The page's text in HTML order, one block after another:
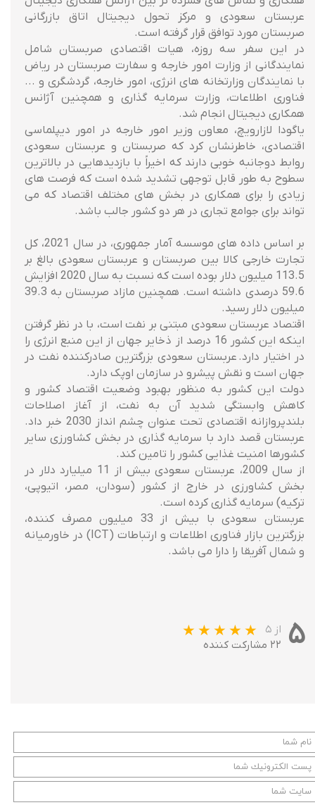
عربستان سعودی و مرکز تحول دیجیتال اتاق بازرگانی
صربستان مورد توافق قرار گرفته است.
در این سفر سه روزه، هیات اقتصادی صربستان شامل
نمایندگانی از وزارت امور خارجه و سفارت صربستان در ریاض
با نمایندگان وزارتخانه های انرژی، امور خارجه، گردشگری و ...
فناوری اطلاعات، وزارت سرمایه گذاری و همچنین آژانس
همکاری دیجیتال انجام شد.
یاگودا لازارویچ، معاون وزیر امور خارجه در امور دیپلماسی
اقتصادی، خاطرنشان کرد که صربستان و عربستان سعودی
روابط دوجانبه خوبی دارند که اخیراً با بازدیدهایی در بالاترین
سطوح به طور قابل توجهی تشدید شده است که فرصت های
زیادی را برای همکاری در بخش های مختلف اقتصاد که می
تواند برای جوامع تجاری در هر دو کشور جالب باشد.
بر اساس داده های موسسه آمار جمهوری، در سال 2021، کل
تجارت خارجی کالا بین صربستان و عربستان سعودی بالغ بر
113.5 میلیون دلار بوده است که نسبت به سال 2020 افزایش
59.6 درصدی داشته است. همچنین مازاد صربستان به 39.3
میلیون دلار رسید.
اقتصاد عربستان سعودی مبتنی بر نفت است، با در نظر گرفتن
اینکه این کشور 16 درصد از ذخایر جهان از این منبع انرژی را
در اختیار دارد. عربستان سعودی بزرگترین صادرکننده نفت در
جهان است و نقش پیشرو در سازمان اوپک دارد.
دولت این کشور به منظور بهبود وضعیت اقتصاد کشور و
کاهش وابستگی شدید آن به نفت، از آغاز اصلاحات
بلندپروازانه اقتصادی تحت عنوان چشم انداز 2030 خبر داد.
عربستان قصد دارد با سرمایه گذاری در بخش کشاورزی سایر
کشورها امنیت غذایی کشور را تامین کند.
از سال 2009، عربستان سعودی بیش از 11 میلیارد دلار در
بخش کشاورزی در خارج از کشور (سودان، مصر، اتیوپی،
ترکیه) سرمایه گذاری کرده است.
عربستان سعودی با بیش از 33 میلیون مصرف کننده،
بزرگترین بازار فناوری اطلاعات و ارتباطات (ICT) در خاورمیانه
و شمال آفریقا را دارا می باشد.
۵ از ۵
۲۲ مشارکت کننده